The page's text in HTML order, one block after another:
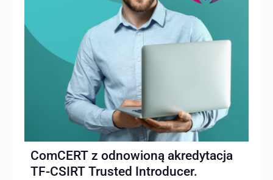
ComCERT z odnowioną akredytacja
TF-CSIRT Trusted Introducer.